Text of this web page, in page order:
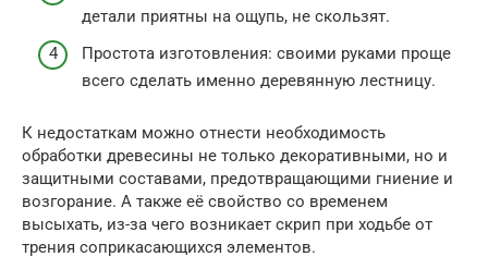
детали приятны на ощупь, не скользят.
Простота изготовления: своими руками проще
всего сделать именно деревянную лестницу.
К недостаткам можно отнести необходимость
обработки древесины не только декоративными, но и
защитными составами, предотвращающими гниение и
возгорание. А также её свойство со временем
высыхать, из-за чего возникает скрип при ходьбе от
трения соприкасающихся элементов.